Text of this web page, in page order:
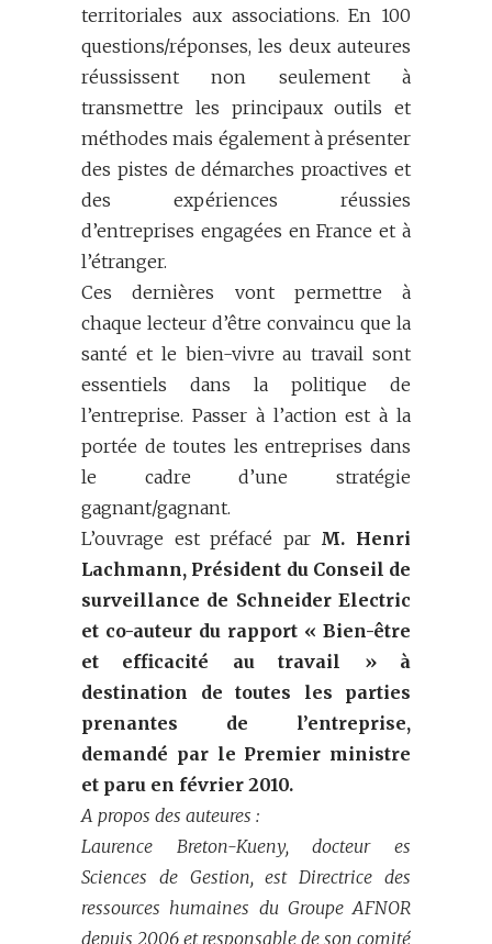
territoriales aux associations. En 100
questions/réponses, les deux auteures
réussissent non seulement à
transmettre les principaux outils et
méthodes mais également à présenter
des pistes de démarches proactives et
des expériences réussies
d’entreprises engagées en France et à
l’étranger.
Ces dernières vont permettre à
chaque lecteur d’être convaincu que la
santé et le bien-vivre au travail sont
essentiels dans la politique de
l’entreprise. Passer à l’action est à la
portée de toutes les entreprises dans
le cadre d’une stratégie
gagnant/gagnant.
L’ouvrage est préfacé par M. Henri
Lachmann, Président du Conseil de
surveillance de Schneider Electric
et co-auteur du rapport « Bien-être
et efficacité au travail » à
destination de toutes les parties
prenantes de l’entreprise,
demandé par le Premier ministre
et paru en février 2010.
A propos des auteures :
Laurence Breton-Kueny, docteur es
Sciences de Gestion, est Directrice des
ressources humaines du Groupe AFNOR
depuis 2006 et responsable de son comité